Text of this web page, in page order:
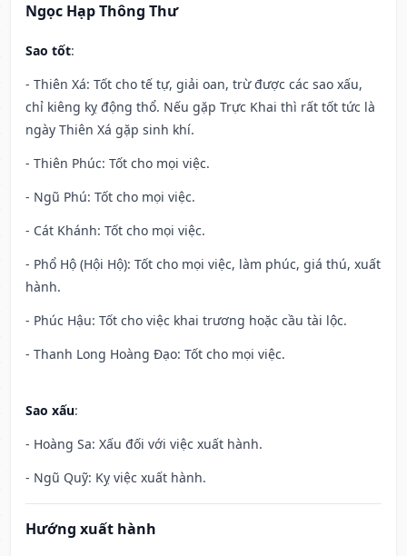
Ngọc Hạp Thông Thư
Sao tốt:
- Thiên Xá: Tốt cho tế tự, giải oan, trừ được các sao xấu,
chỉ kiêng kỵ động thổ. Nếu gặp Trực Khai thì rất tốt tức là
ngày Thiên Xá gặp sinh khí.
- Thiên Phúc: Tốt cho mọi việc.
- Ngũ Phú: Tốt cho mọi việc.
- Cát Khánh: Tốt cho mọi việc.
- Phổ Hộ (Hội Hộ): Tốt cho mọi việc, làm phúc, giá thú, xuất
hành.
- Phúc Hậu: Tốt cho việc khai trương hoặc cầu tài lộc.
- Thanh Long Hoàng Đạo: Tốt cho mọi việc.
Sao xấu:
- Hoàng Sa: Xấu đối với việc xuất hành.
- Ngũ Quỹ: Kỵ việc xuất hành.
Hướng xuất hành